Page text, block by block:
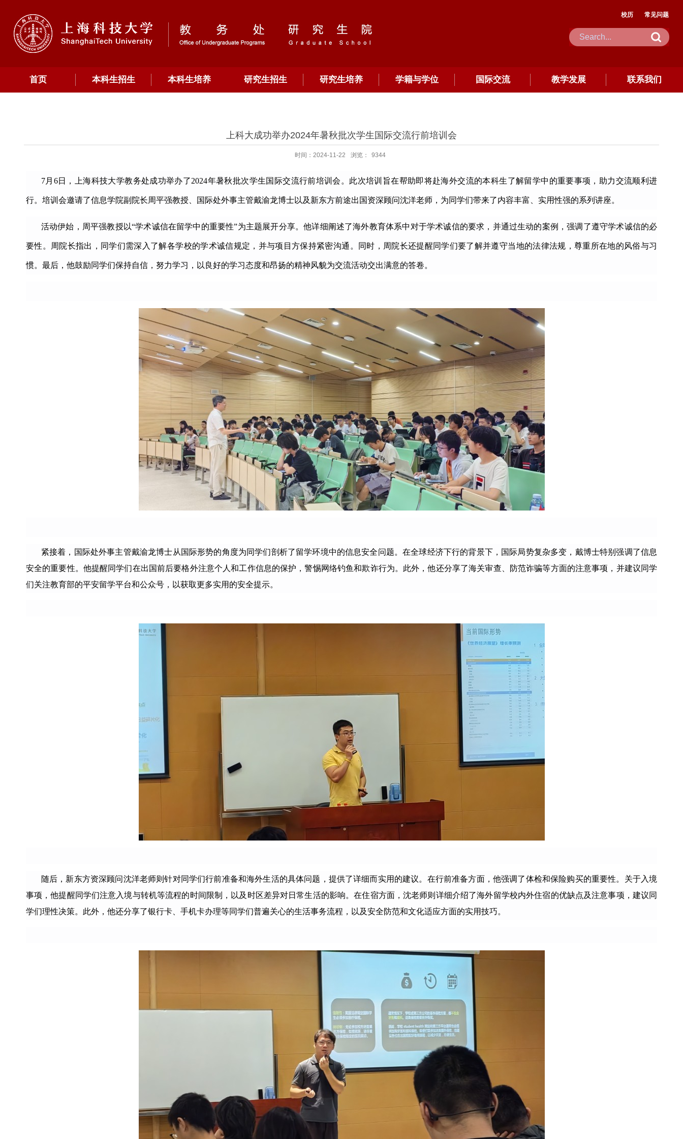
校历 常见问题
首页 本科生招生 本科生培养 研究生招生 研究生培养 学籍与学位 国际交流 教学发展 联系我们
上科大成功举办2024年暑秋批次学生国际交流行前培训会
时间：2024-11-22 浏览： 9344
7月 6日，上海科技大学教务处成功举办了2024年暑秋批次学生国际交流行前培训会。此次培训旨在帮助即将赴海外交流的本科生了解留学中的重要事项，助力交流顺利进
行。培训会邀请了信息学院副院长周平强教授、国际处外事主管戴渝龙博士以及新东方前途出国资深顾问沈洋老师，为同学们带来了内容丰富、实用性强的系列讲座。
活动伊始，周平强教授以“学术诚信在留学中的重要性”为主题展开分享。他详细阐述了海外教育体系中对于学术诚信的要求，并通过生动的案例，强调了遵守学术诚信的必
要性。周院长指出，同学们需深入了解各学校的学术诚信规定，并与项目方保持紧密沟通。同时，周院长还提醒同学们要了解并遵守当地的法律法规，尊重所在地的风俗与习
惯。最后，他鼓励同学们保持自信，努力学习，以良好的学习态度和昂扬的精神风貌为交流活动交出满意的答卷。
紧接着，国际处外事主管戴渝龙博士从国际形势的角度为同学们剖析了留学环境中的信息安全问题。在全球经济下行的背景下，国际局势复杂多变，戴博士特别强调了信息
安全的重要性。他提醒同学们在出国前后要格外注意个人和工作信息的保护，警惕网络钓鱼和欺诈行为。此外，他还分享了海关审查、防范诈骗等方面的注意事项，并建议同学
们关注教育部的平安留学平台和公众号，以获取更多实用的安全提示。
随后，新东方资深顾问沈洋老师则针对同学们行前准备和海外生活的具体问题，提供了详细而实用的建议。在行前准备方面，他强调了体检和保险购买的重要性。关于入境
事项，他提醒同学们注意入境与转机等流程的时间限制，以及时区差异对日常生活的影响。在住宿方面，沈老师则详细介绍了海外留学校内外住宿的优缺点及注意事项，建议同
学们理性决策。此外，他还分享了银行卡、手机卡办理等同学们普遍关心的生活事务流程，以及安全防范和文化适应方面的实用技巧。